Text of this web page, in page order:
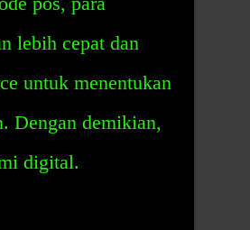
lebih cepat dan
untuk menentukan
Dengan demikian,
digital.